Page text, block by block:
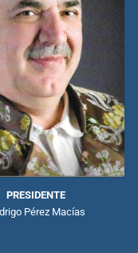
PRESIDENTE
Pérez Macías